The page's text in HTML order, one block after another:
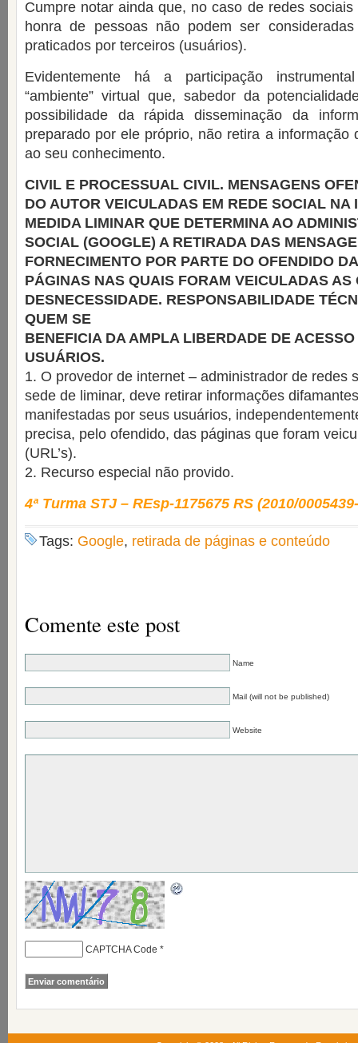
Cumpre notar ainda que, no caso de redes
honra de pessoas não podem ser
praticados por terceiros (usuários).
Evidentemente há a participação
“ambiente” virtual que, sabedor da
possibilidade da rápida disseminação da
preparado por ele próprio, não retira a informação
ao seu conhecimento.
CIVIL E PROCESSUAL CIVIL. MENSAGENS
DO AUTOR VEICULADAS EM REDE SOCIAL NA
MEDIDA LIMINAR QUE DETERMINA AO
SOCIAL (GOOGLE) A RETIRADA DAS
FORNECIMENTO POR PARTE DO OFENDIDO
PÁGINAS NAS QUAIS FORAM VEICULADAS AS
DESNECESSIDADE. RESPONSABILIDADE
QUEM SE
BENEFICIA DA AMPLA LIBERDADE DE
USUÁRIOS.
1. O provedor de internet – administrador de redes
sede de liminar, deve retirar informações
manifestadas por seus usuários,
precisa, pelo ofendido, das páginas que foram
(URL’s).
2. Recurso especial não provido.
4ª Turma STJ – REsp-1175675 RS (2010/
Tags: Google, retirada de páginas e conteúdo
Comente este post
Name
Mail (will not be published)
Website
CAPTCHA Code *